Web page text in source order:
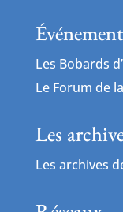
Les Bobards
Le Forum de
Les
Les archives